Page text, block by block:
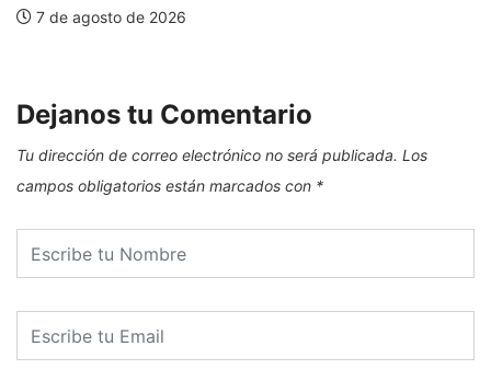
7 de agosto de 2026
Dejanos tu Comentario
Tu dirección de correo electrónico no será publicada. Los
campos obligatorios están marcados con *